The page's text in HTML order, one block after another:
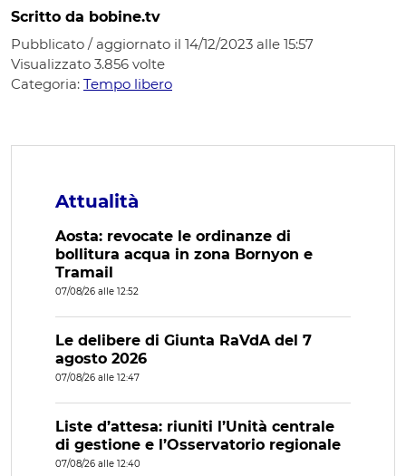
Scritto da bobine.tv
Pubblicato / aggiornato il 14/12/2023 alle 15:57
Visualizzato 3.856 volte
Categoria: Tempo libero
Attualità
Aosta: revocate le ordinanze di
bollitura acqua in zona Bornyon e
Tramail
07/08/26 alle 12:52
Le delibere di Giunta RaVdA del 7
agosto 2026
07/08/26 alle 12:47
Liste d’attesa: riuniti l’Unità centrale
di gestione e l’Osservatorio regionale
07/08/26 alle 12:40